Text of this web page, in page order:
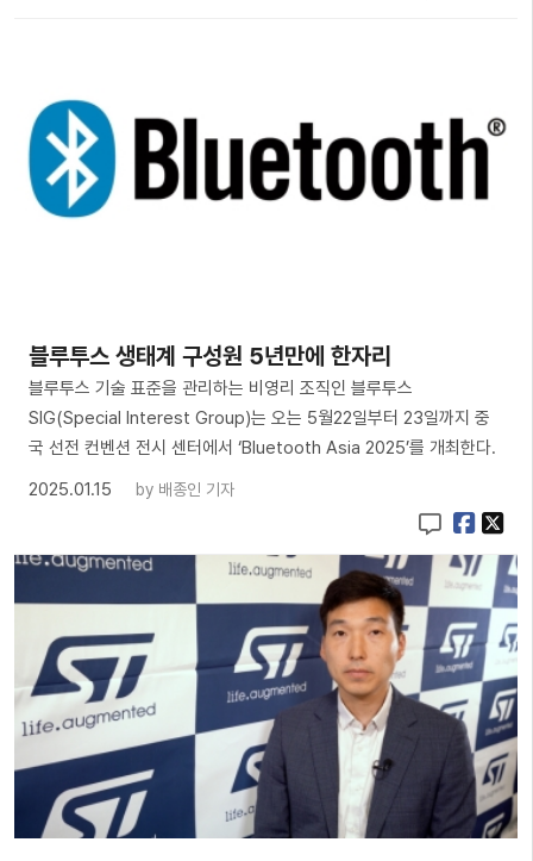
블루투스 생태계 구성원 5년만에 한자리
블루투스 기술 표준을 관리하는 비영리 조직인 블루투스
SIG(Special Interest Group)는 오는 5월22일부터 23일까지 중
국 선전 컨벤션 전시 센터에서 ‘Bluetooth Asia 2025’를 개최한다.
2025.01.15
by 배종인 기자